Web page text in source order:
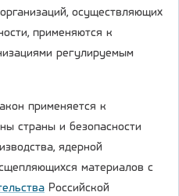
осуществляющих
применяются к
регулируемым
применяется к
страны и безопасности
ядерной
материалов с
Российской